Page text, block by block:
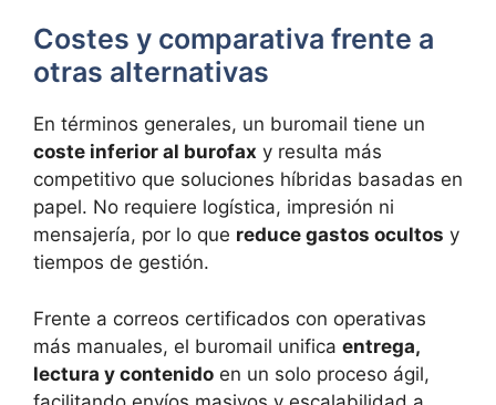
Costes y comparativa frente a
otras alternativas
En términos generales, un buromail tiene un
coste inferior al burofax y resulta más
competitivo que soluciones híbridas basadas en
papel. No requiere logística, impresión ni
mensajería, por lo que reduce gastos ocultos y
tiempos de gestión.
Frente a correos certificados con operativas
más manuales, el buromail unifica entrega,
lectura y contenido en un solo proceso ágil,